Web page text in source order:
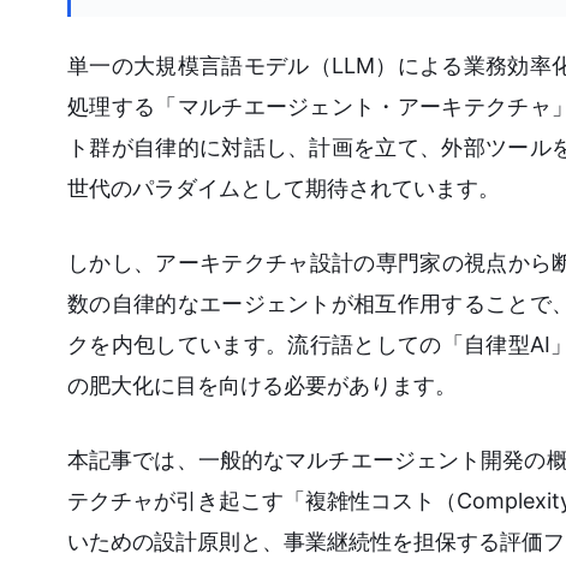
単一の大規模言語モデル（LLM）による業務効
処理する「マルチエージェント・アーキテクチ
ト群が自律的に対話し、計画を立て、外部ツー
世代のパラダイムとして期待されています。
しかし、アーキテクチャ設計の専門家の視点か
数の自律的なエージェントが相互作用することで
クを内包しています。流行語としての「自律型AI
の肥大化に目を向ける必要があります。
本記事では、一般的なマルチエージェント開発の
テクチャが引き起こす「複雑性コスト（
いための設計原則と、事業継続性を担保する評価